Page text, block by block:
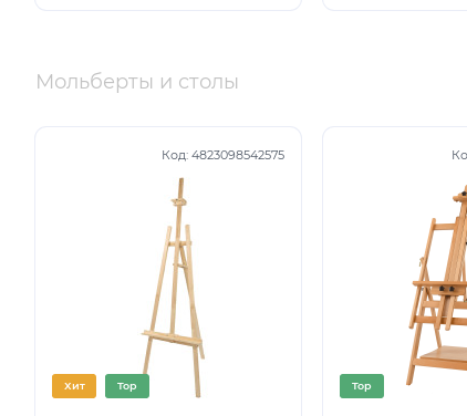
Мольберты и столы
Код: 4823098542575
Хит Top Top